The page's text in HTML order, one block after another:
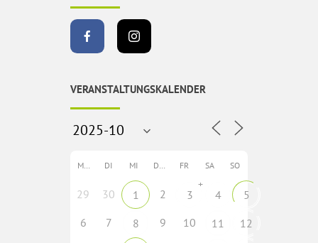
VERANSTALTUNGSKALENDER
MO DI MI DO FR SA SO
29 30 1 2 3
+
4
5
6
7 8 9 10 11 12